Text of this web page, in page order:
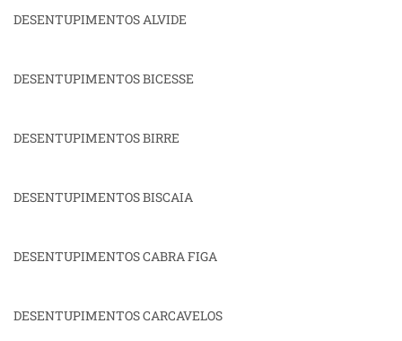
DESENTUPIMENTOS ALVIDE
DESENTUPIMENTOS BICESSE
DESENTUPIMENTOS BIRRE
DESENTUPIMENTOS BISCAIA
DESENTUPIMENTOS CABRA FIGA
DESENTUPIMENTOS CARCAVELOS